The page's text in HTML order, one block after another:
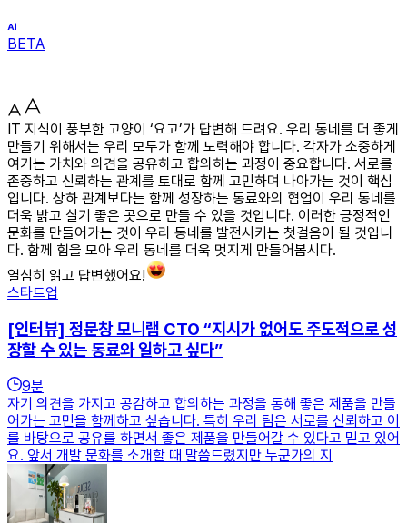
BETA
IT 지식이 풍부한 고양이 ‘요고’가 답변해 드려요. 우리 동네를 더 좋게
만들기 위해서는 우리 모두가 함께 노력해야 합니다. 각자가 소중하게
여기는 가치와 의견을 공유하고 합의하는 과정이 중요합니다. 서로를
존중하고 신뢰하는 관계를 토대로 함께 고민하며 나아가는 것이 핵심
입니다. 상하 관계보다는 함께 성장하는 동료와의 협업이 우리 동네를
더욱 밝고 살기 좋은 곳으로 만들 수 있을 것입니다. 이러한 긍정적인
문화를 만들어가는 것이 우리 동네를 발전시키는 첫걸음이 될 것입니
다. 함께 힘을 모아 우리 동네를 더욱 멋지게 만들어봅시다.
열심히 읽고 답변했어요!
스타트업
[인터뷰] 정문창 모니랩 CTO “지시가 없어도 주도적으로 성
장할 수 있는 동료와 일하고 싶다”
9분
자기 의견을 가지고 공감하고 합의하는 과정을 통해 좋은 제품을 만들
어가는 고민을 함께하고 싶습니다. 특히 우리 팀은 서로를 신뢰하고 이
를 바탕으로 공유를 하면서 좋은 제품을 만들어갈 수 있다고 믿고 있어
요. 앞서 개발 문화를 소개할 때 말씀드렸지만 누군가의 지